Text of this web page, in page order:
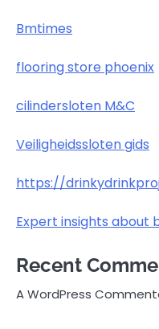
Bmtimes
flooring store phoenix
cilindersloten M&C
Veiligheidssloten gids
https://
Expert insights about
Recent
A WordPress